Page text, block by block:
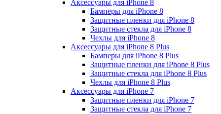
Аксессуары для iPhone 8
Бамперы для iPhone 8
Защитные пленки для iPhone 8
Защитные стекла для iPhone 8
Чехлы для iPhone 8
Аксессуары для iPhone 8 Plus
Бамперы для iPhone 8 Plus
Защитные пленки для iPhone 8 Plus
Защитные стекла для iPhone 8 Plus
Чехлы для iPhone 8 Plus
Аксессуары для iPhone 7
Защитные пленки для iPhone 7
Защитные стекла для iPhone 7